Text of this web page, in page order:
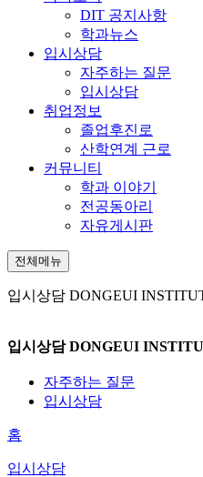
DIT 공지사항
학과뉴스
입시상담
자주하는 질문
입시상담
취업정보
졸업후진로
산학연계 근로
커뮤니티
학과 이야기
전공동아리
자유게시판
전체메뉴
입시상담 DONGEUI
입시상담DONGEUI
자주하는 질문
입시상담
홈
입시상담